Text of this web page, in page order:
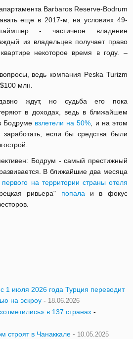
Barbaros Reserve-Bodrum
еще в 2017-м, на условиях 49-
- частичное владение
из владельцев получает право
некоторое время в году. –
ведь компания Peska Turizm
млн.
ждут, но судьба его пока
в доходах, ведь в ближайшем
Бодруме взлетели на 50% , и на этом
если бы средства были
Бодрум - самый престижный
В ближайшие два месяца
первого на территории страны отеля
ривьера" попала и в фокус
1 июля 2026 года Турция переводит
на эскроу - 18.06.2026
в 137 странах -
строят в Чанаккале - 10.05.2025